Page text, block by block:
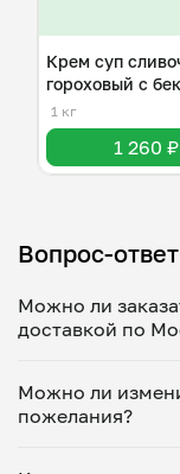
Крем суп
гороховый с
сухариками
1 кг
1 260 ₽
Вопрос-ответ
Можно ли
доставкой по
Укажите
домашнее блюдо
минут. Статус
Можно ли
пожелания?